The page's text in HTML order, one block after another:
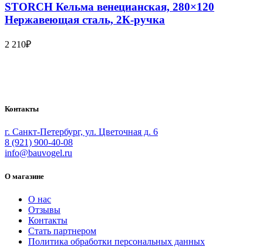
STORCH Кельма венецианская, 280×120
Нержавеющая сталь, 2К-ручка
2 210₽
Контакты
г. Санкт-Петербург, ул. Цветочная д. 6
8 (921) 900-40-08
info@bauvogel.ru
О магазине
О нас
Отзывы
Контакты
Стать партнером
Политика обработки персональных данных